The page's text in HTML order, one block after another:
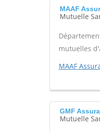
MAAF
Mutuelle
mutuelles
MAAF
GMF
Mutuelle